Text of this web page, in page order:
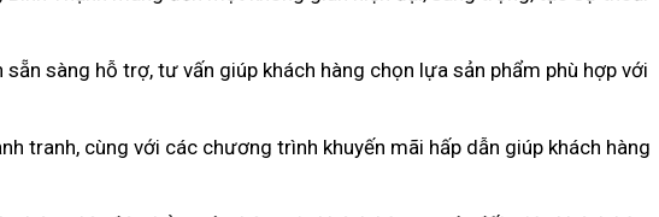
sàng hỗ trợ, tư vấn giúp khách hàng chọn lựa sản phẩm phù hợp với
tranh, cùng với các chương trình khuyến mãi hấp dẫn giúp khách hàng